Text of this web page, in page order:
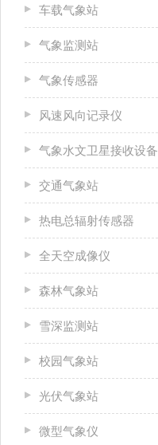
车载气象站
气象监测站
气象传感器
风速风向记录仪
气象水文卫星接收设备
交通气象站
热电总辐射传感器
全天空成像仪
森林气象站
雪深监测站
校园气象站
光伏气象站
微型气象仪